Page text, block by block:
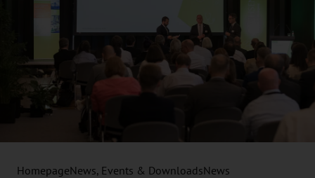
HomepageNews, Events & DownloadsNews